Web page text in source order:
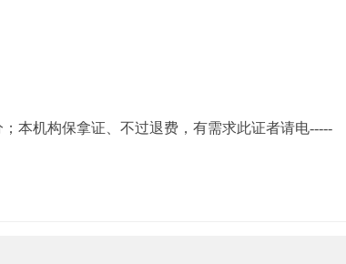
本机构保拿证、不过退费，有需求此证者请电-----